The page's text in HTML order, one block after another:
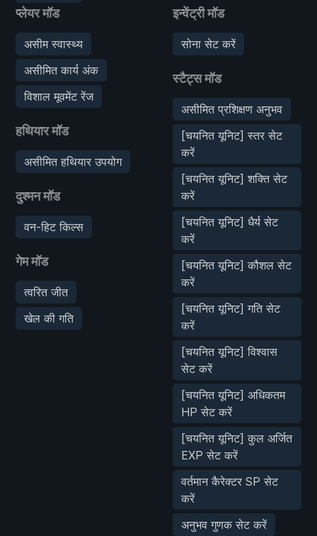
प्लेयर मॉड
असीम स्वास्थ्य
असीमित कार्य अंक
विशाल मूवमेंट रेंज
हथियार मॉड
असीमित हथियार उपयोग
दुश्मन मॉड
वन-हिट किल्स
गेम मॉड
त्वरित जीत
खेल की गति
इन्वेंट्री मॉड
सोना सेट करें
स्टैट्स मॉड
असीमित प्रशिक्षण अनुभव
[चयनित यूनिट] स्तर सेट
करें
[चयनित यूनिट] शक्ति सेट
करें
[चयनित यूनिट] धैर्य सेट
करें
[चयनित यूनिट] कौशल सेट
करें
[चयनित यूनिट] गति सेट
करें
[चयनित यूनिट] विश्वास
सेट करें
[चयनित यूनिट] अधिकतम
HP सेट करें
[चयनित यूनिट] कुल अर्जित
EXP सेट करें
वर्तमान कैरेक्टर SP सेट
करें
अनुभव गुणक सेट करें